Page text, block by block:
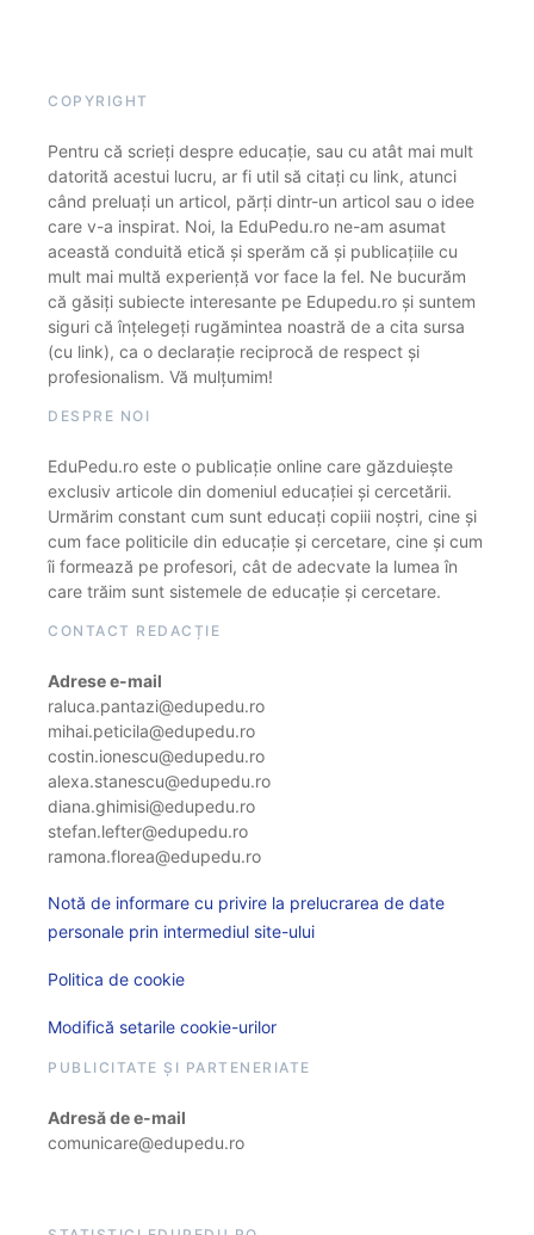
COPYRIGHT
Pentru că scrieți despre educație, sau cu atât mai mult
datorită acestui lucru, ar fi util să citați cu link, atunci
când preluați un articol, părți dintr-un articol sau o idee
care v-a inspirat. Noi, la EduPedu.ro ne-am asumat
această conduită etică și sperăm că și publicațiile cu
mult mai multă experiență vor face la fel. Ne bucurăm
că găsiți subiecte interesante pe Edupedu.ro și suntem
siguri că înțelegeți rugămintea noastră de a cita sursa
(cu link), ca o declarație reciprocă de respect și
profesionalism. Vă mulțumim!
DESPRE NOI
EduPedu.ro este o publicație online care găzduiește
exclusiv articole din domeniul educației și cercetării.
Urmărim constant cum sunt educați copiii noștri, cine și
cum face politicile din educație și cercetare, cine și cum
îi formează pe profesori, cât de adecvate la lumea în
care trăim sunt sistemele de educație și cercetare.
CONTACT REDACȚIE
Adrese e-mail
raluca.pantazi@edupedu.ro
mihai.peticila@edupedu.ro
costin.ionescu@edupedu.ro
alexa.stanescu@edupedu.ro
diana.ghimisi@edupedu.ro
stefan.lefter@edupedu.ro
ramona.florea@edupedu.ro
Notă de informare cu privire la prelucrarea de date
personale prin intermediul site-ului
Politica de cookie
Modifică setarile cookie-urilor
PUBLICITATE ȘI PARTENERIATE
Adresă de e-mail
comunicare@edupedu.ro